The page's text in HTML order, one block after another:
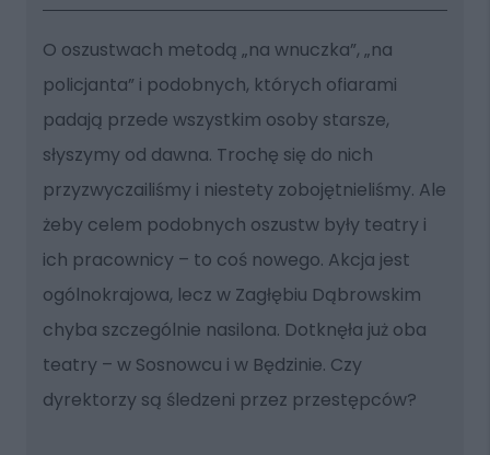
O oszustwach metodą „na wnuczka”, „na
policjanta” i podobnych, których ofiarami
padają przede wszystkim osoby starsze,
słyszymy od dawna. Trochę się do nich
przyzwyczailiśmy i niestety zobojętnieliśmy. Ale
żeby celem podobnych oszustw były teatry i
ich pracownicy – to coś nowego. Akcja jest
ogólnokrajowa, lecz w Zagłębiu Dąbrowskim
chyba szczególnie nasilona. Dotknęła już oba
teatry – w Sosnowcu i w Będzinie. Czy
dyrektorzy są śledzeni przez przestępców?